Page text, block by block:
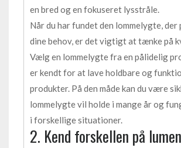
en bred og en fokuseret lysstråle.
Når du har fundet den lommelygte, der
dine behov, er det vigtigt at tænke på
Vælg en lommelygte fra en pålidelig
er kendt for at lave holdbare og
produkter. På den måde kan du være
lommelygte vil holde i mange år og
i forskellige situationer.
2. Kend forskellen på